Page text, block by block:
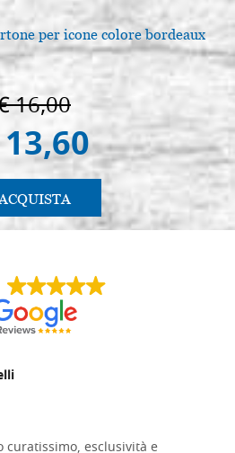
per icone colore bordeaux
16,00
curatissimo, esclusività e